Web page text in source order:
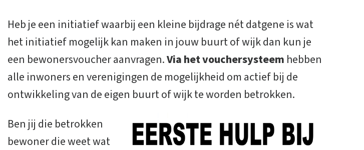
Heb je een initiatief waarbij een kleine bijdrage nét datgene is wat
het initiatief mogelijk kan maken in jouw buurt of wijk dan kun je
een bewonersvoucher aanvragen.Via het vouchersysteem hebben
alle inwoners en verenigingen de mogelijkheid om actief bij de
ontwikkeling van de eigen buurt of wijk te worden betrokken.
​Ben jij die betrokken
bewoner die weet wat